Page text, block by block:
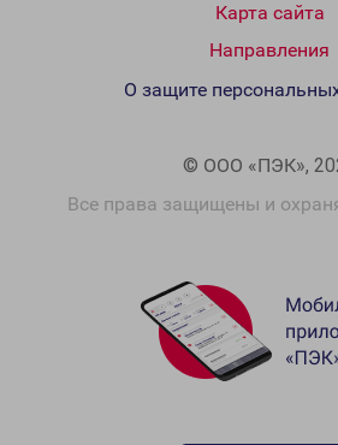
Карта сайта
Направления
© ООО «ПЭК»,
Все права защищены и
О защите